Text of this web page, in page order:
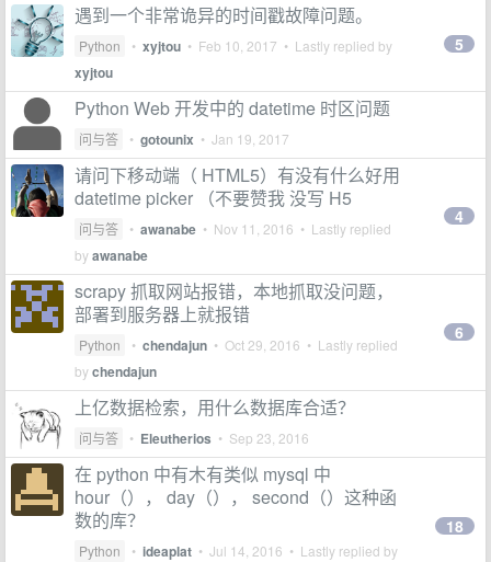
遇到一个非常诡异的时间戳故障问题。
Python • xyjtou • Feb 10, 2017 • Lastly replied by
xyjtou
5
Python Web 开发中的 datetime 时区问题
问与答 • gotounix • Jan 19, 2017
请问下移动端（ HTML5）有没有什么好用
datetime picker （不要赞我 没写 H5
问与答 • awanabe • Nov 11, 2016 • Lastly replied
byawanabe
4
scrapy 抓取网站报错，本地抓取没问题，
部署到服务器上就报错
Python • chendajun • Oct 29, 2016 • Lastly replied
bychendajun
6
上亿数据检索，用什么数据库合适？
问与答 • Eleutherios • Sep 23, 2016
在 python 中有木有类似 mysql 中
hour（）， day（）， second（）这种函
数的库？
Python • ideaplat • Jul 14, 2016 • Lastly replied by
18